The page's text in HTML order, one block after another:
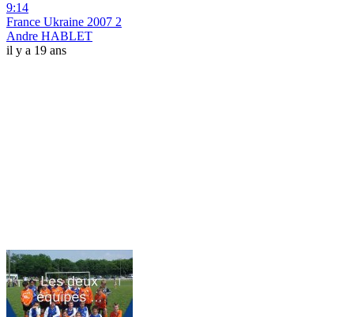
9:14
France Ukraine 2007 2
Andre HABLET
il y a 19 ans